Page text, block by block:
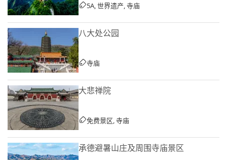
5A, 世界遗产, 寺庙
八大处公园
寺庙
大悲禅院
免费景区, 寺庙
承德避暑山庄及周围寺庙景区